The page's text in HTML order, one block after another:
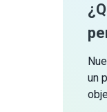
un